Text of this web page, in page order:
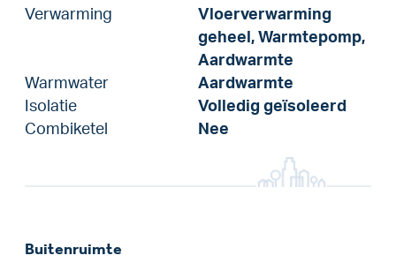
Verwarming
Vloerverwarming
geheel, Warmtepomp,
Aardwarmte
Warmwater
Aardwarmte
Isolatie
Volledig geïsoleerd
Combiketel
Nee
Buitenruimte